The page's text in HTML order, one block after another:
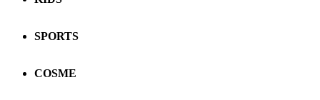
SPORTS
COSME